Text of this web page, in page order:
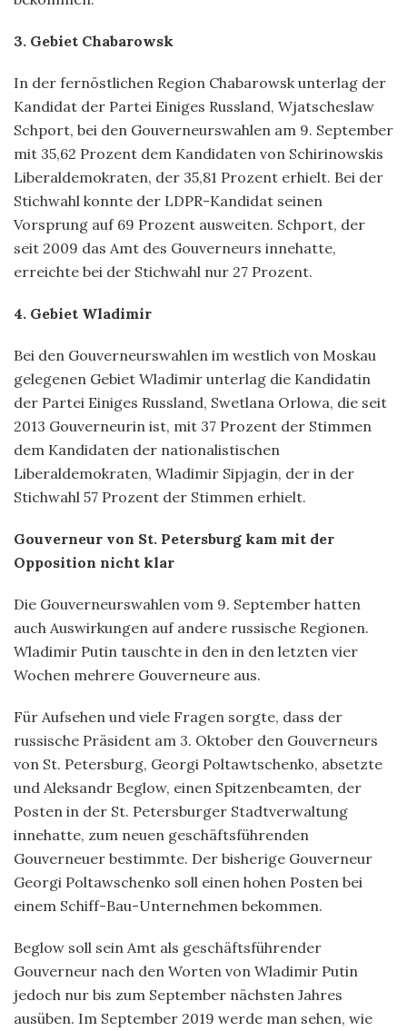
3. Gebiet Сhabarowsk
In der fernöstlichen Region Chabarowsk unterlag der
Kandidat der Partei Einiges Russland, Wjatscheslaw
Schport, bei den Gouverneurswahlen am 9. September
mit 35,62 Prozent dem Kandidaten von Schirinowskis
Liberaldemokraten, der 35,81 Prozent erhielt. Bei der
Stichwahl konnte der LDPR-Kandidat seinen
Vorsprung auf 69 Prozent ausweiten. Schport, der
seit 2009 das Amt des Gouverneurs innehatte,
erreichte bei der Stichwahl nur 27 Prozent.
4. Gebiet Wladimir
Bei den Gouverneurswahlen im westlich von Moskau
gelegenen Gebiet Wladimir unterlag die Kandidatin
der Partei Einiges Russland, Swetlana Orlowa, die seit
2013 Gouverneurin ist, mit 37 Prozent der Stimmen
dem Kandidaten der nationalistischen
Liberaldemokraten, Wladimir Sipjagin, der in der
Stichwahl 57 Prozent der Stimmen erhielt.
Gouverneur von St. Petersburg kam mit der
Opposition nicht klar
Die Gouverneurswahlen vom 9. September hatten
auch Auswirkungen auf andere russische Regionen.
Wladimir Putin tauschte in den in den letzten vier
Wochen mehrere Gouverneure aus.
Für Aufsehen und viele Fragen sorgte, dass der
russische Präsident am 3. Oktober den Gouverneurs
von St. Petersburg, Georgi Poltawtschenko, absetzte
und Aleksandr Beglow, einen Spitzenbeamten, der
Posten in der St. Petersburger Stadtverwaltung
innehatte, zum neuen geschäftsführenden
Gouverneuer bestimmte. Der bisherige Gouverneur
Georgi Poltawschenko soll einen hohen Posten bei
einem Schiff-Bau-Unternehmen bekommen.
Beglow soll sein Amt als geschäftsführender
Gouverneur nach den Worten von Wladimir Putin
jedoch nur bis zum September nächsten Jahres
ausüben. Im September 2019 werde man sehen, wie